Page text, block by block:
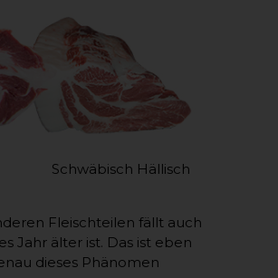
Hällisch
Fleischteilen fällt auch
Jahr älter ist. Das ist eben
dieses Phänomen